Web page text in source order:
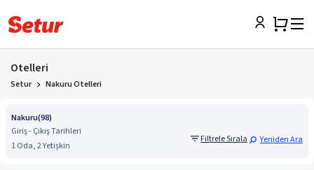
Otelleri
Setur Nakuru Otelleri
Nakuru(98)
Giriş - Çıkış Tarihleri
1 Oda, 2 Yetişkin
Filtrele Sırala Yeniden Ara